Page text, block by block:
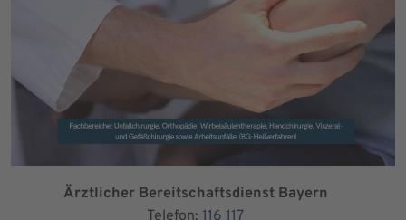
Ärztlicher Bereitschaftsdienst Bayern
Telefon:116 117